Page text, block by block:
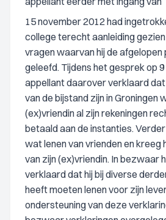
15 november 2012 had
college terecht aanleiding
vragen waarvan hij de
geleefd. Tijdens het gesprek op
appellant daarover verklaard
van de bijstand zijn in Groningen
(ex)vriendin al zijn rekeningen
betaald aan de instanties. Verder
wat lenen van vrienden en kreeg
van zijn (ex)vriendin. In bezwaar
verklaard dat hij bij diverse
heeft moeten lenen voor zijn
ondersteuning van deze